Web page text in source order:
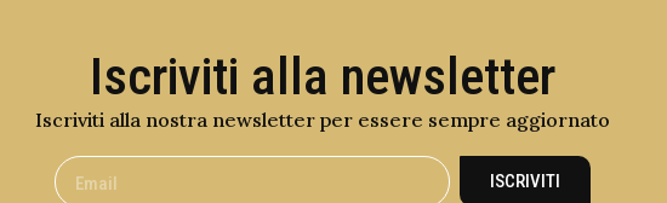
Iscriviti alla newsletter
Iscriviti alla nostra newsletter per essere sempre aggiornato
ISCRIVITI